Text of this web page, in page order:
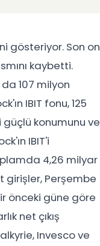
gösteriyor. Son on
kaybetti.
107 milyon
IBIT fonu, 125
güçlü konumunu ve
IBIT'i
4,26 milyar
girişler, Perşembe
önceki güne göre
net çıkış
Invesco ve